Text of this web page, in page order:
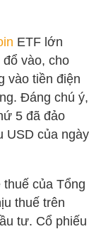
ETF lớn
vào, cho
vào tiền điện
Đáng chú ý,
5 đã đảo
USD của ngày
của Tổng
thuế trên
tư. Cổ phiếu